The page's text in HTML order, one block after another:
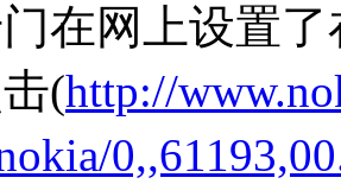
在网上设置
(http://